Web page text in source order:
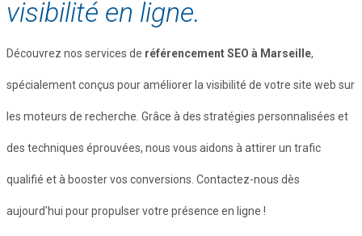
visibilité en ligne.
Découvrez nos services de référencement SEO à Marseille,
spécialement conçus pour améliorer la visibilité de votre site web sur
les moteurs de recherche. Grâce à des stratégies personnalisées et
des techniques éprouvées, nous vous aidons à attirer un trafic
qualifié et à booster vos conversions. Contactez-nous dès
aujourd'hui pour propulser votre présence en ligne !